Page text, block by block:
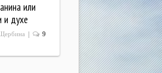
или
и духе
| 9